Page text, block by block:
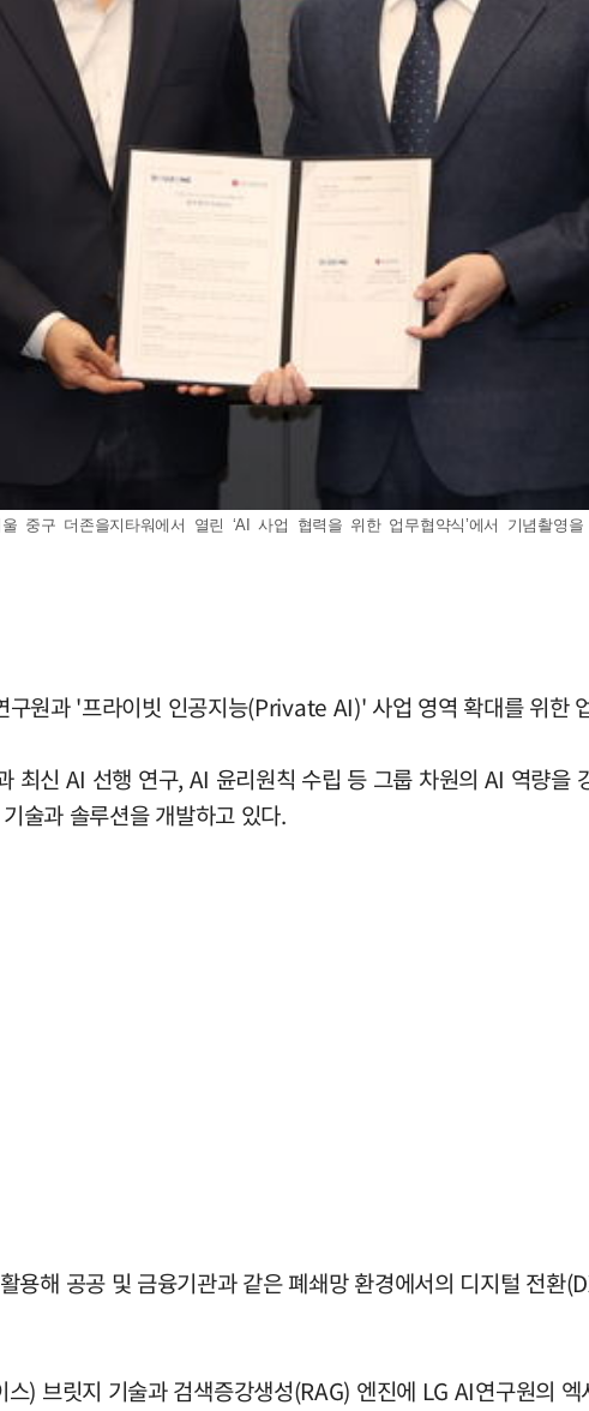
중구 더존을지타워에서 열린 ‘AI 사업 협력을 위한 업무협약식’에서 기념촬영
원과 '프라이빗 인공지능(Private AI)' 사업 영역 확대를 위한
최신 AI 선행 연구, AI 윤리원칙 수립 등 그룹 차원의 AI 역량을
술과 솔루션을 개발하고 있다.
용해 공공 및 금융기관과 같은 폐쇄망 환경에서의 디지털 전환
) 브릿지 기술과 검색증강생성(RAG) 엔진에 LG AI연구원의